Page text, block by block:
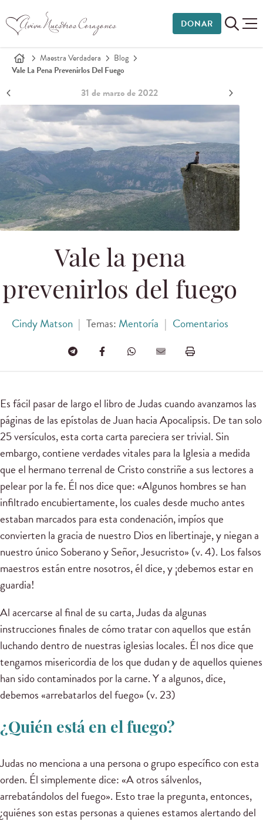
DONAR
Maestra Verdadera
Blog
Vale La Pena Prevenirlos Del Fuego
31 de marzo de 2022
Vale la pena
prevenirlos del fuego
Cindy Matson | Temas: Mentoría | Comentarios
Es fácil pasar de largo el libro de Judas cuando avanzamos las
páginas de las epístolas de Juan hacia Apocalipsis. De tan solo
25 versículos, esta corta carta pareciera ser trivial. Sin
embargo, contiene verdades vitales para la Iglesia a medida
que el hermano terrenal de Cristo constriñe a sus lectores a
pelear por la fe. Él nos dice que: «Algunos hombres se han
infiltrado encubiertamente, los cuales desde mucho antes
estaban marcados para esta condenación, impíos que
convierten la gracia de nuestro Dios en libertinaje, y niegan a
nuestro único Soberano y Señor, Jesucristo» (v. 4). Los falsos
maestros están entre nosotros, él dice, y ¡debemos estar en
guardia!
Al acercarse al final de su carta, Judas da algunas
instrucciones finales de cómo tratar con aquellos que están
luchando dentro de nuestras iglesias locales. Él nos dice que
tengamos misericordia de los que dudan y de aquellos quienes
han sido contaminados por la carne. Y a algunos, dice,
debemos «arrebatarlos del fuego» (v. 23)
¿Quién está en el fuego?
Judas no menciona a una persona o grupo específico con esta
orden. Él simplemente dice: «A otros sálvenlos,
arrebatándolos del fuego». Esto trae la pregunta, entonces,
¿quiénes son estas personas a quienes estamos alertando del